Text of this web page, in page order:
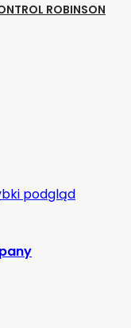
ROBINSON
podgląd